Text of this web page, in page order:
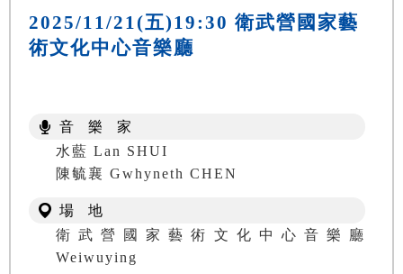
2025/11/21(五)19:30 衛武營國家藝
術文化中心音樂廳
音 樂 家
水藍 Lan SHUI
陳毓襄 Gwhyneth CHEN
場 地
衛武營國家藝術文化中心音樂廳
Weiwuying